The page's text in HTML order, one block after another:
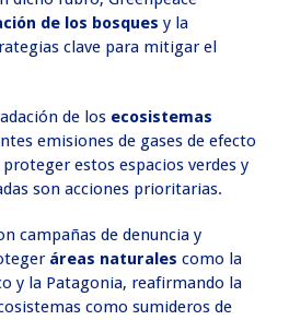
de los bosques y la
clave para mitigar el
de los ecosistemas
emisiones de gases de efecto
estos espacios verdes y
son acciones prioritarias.
campañas de denuncia y
áreas naturales como la
y la Patagonia, reafirmando la
como sumideros de